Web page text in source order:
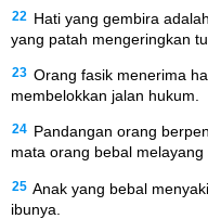
22
Hati yang gembira
yang patah mengeringkan
23 Orang fasik menerima
membelokkan jalan hukum.
24 Pandangan orang
mata orang bebal
25 Anak yang bebal
ibunya.